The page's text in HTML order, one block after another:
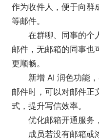
作为收件人，便于向群
等邮件。
在群聊、同事的个
邮件，无邮箱的同事也
更顺畅。
新增 AI 润色功能，
邮件时，可以对邮件正
式，提升写信效率。
优化邮箱开通服务
成员若没有邮箱或添